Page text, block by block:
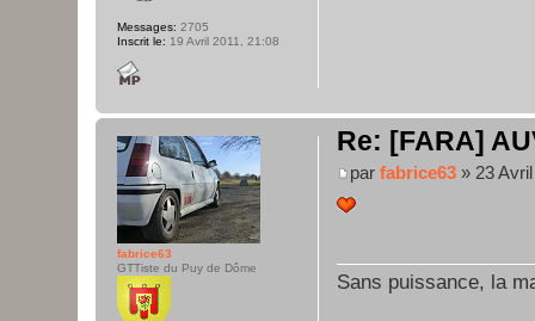
Messages: 2705
Inscrit le: 19 Avril 2011, 21:08
Re: [FARA]
par fabrice63 » 23
Sans puissance, la
fabrice63
GTTiste du Puy de Dôme